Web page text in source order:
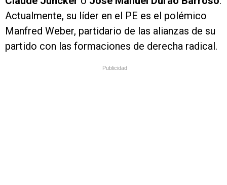
Actualmente, su líder en el PE es el polémico
Manfred Weber, partidario de las alianzas de su
partido con las formaciones de derecha radical.
Publicidad